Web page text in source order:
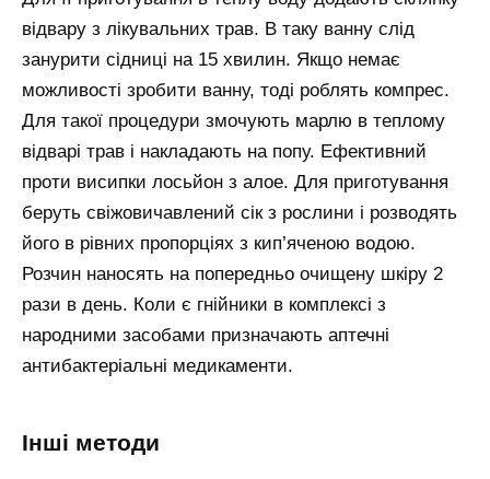
відвару з лікувальних трав. В таку ванну слід
занурити сідниці на 15 хвилин. Якщо немає
можливості зробити ванну, тоді роблять компрес.
Для такої процедури змочують марлю в теплому
відварі трав і накладають на попу. Ефективний
проти висипки лосьйон з алое. Для приготування
беруть свіжовичавлений сік з рослини і розводять
його в рівних пропорціях з кип’яченою водою.
Розчин наносять на попередньо очищену шкіру 2
рази в день. Коли є гнійники в комплексі з
народними засобами призначають аптечні
антибактеріальні медикаменти.
інші методи